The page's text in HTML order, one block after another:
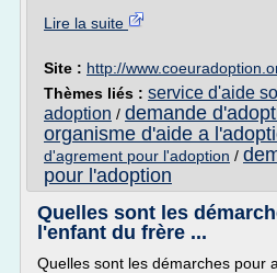
Lire la suite
Site : http://
Thèmes liés : service d'aide
adoption / demande
organisme d'aide a
d'agrement pour l'adoption /
pour l'adoption
Quelles sont les
l'enfant du frère ...
Quelles sont les démarches pour